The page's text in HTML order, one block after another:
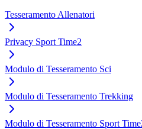
Tesseramento Allenatori
Privacy Sport Time2
Modulo di Tesseramento Sci
Modulo di Tesseramento Trekking
Modulo di Tesseramento Sport